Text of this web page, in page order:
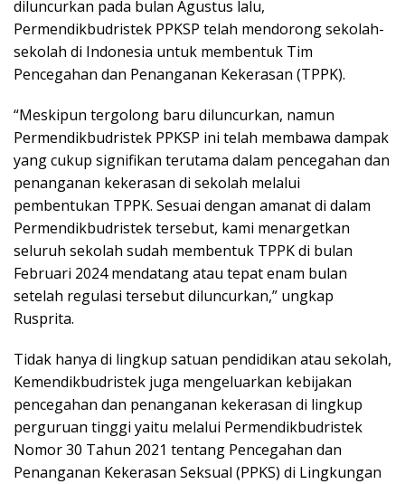
diluncurkan pada bulan Agustus lalu,
Permendikbudristek PPKSP telah mendorong sekolah-
sekolah di Indonesia untuk membentuk Tim
Pencegahan dan Penanganan Kekerasan (TPPK).
“Meskipun tergolong baru diluncurkan, namun
Permendikbudristek PPKSP ini telah membawa dampak
yang cukup signifikan terutama dalam pencegahan dan
penanganan kekerasan di sekolah melalui
pembentukan TPPK. Sesuai dengan amanat di dalam
Permendikbudristek tersebut, kami menargetkan
seluruh sekolah sudah membentuk TPPK di bulan
Februari 2024 mendatang atau tepat enam bulan
setelah regulasi tersebut diluncurkan,” ungkap
Rusprita.
Tidak hanya di lingkup satuan pendidikan atau sekolah,
Kemendikbudristek juga mengeluarkan kebijakan
pencegahan dan penanganan kekerasan di lingkup
perguruan tinggi yaitu melalui Permendikbudristek
Nomor 30 Tahun 2021 tentang Pencegahan dan
Penanganan Kekerasan Seksual (PPKS) di Lingkungan